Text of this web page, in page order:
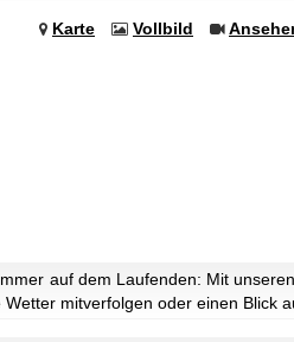
Karte Vollbild
auf dem Laufenden: Mit
Wetter mitverfolgen oder einen Blick